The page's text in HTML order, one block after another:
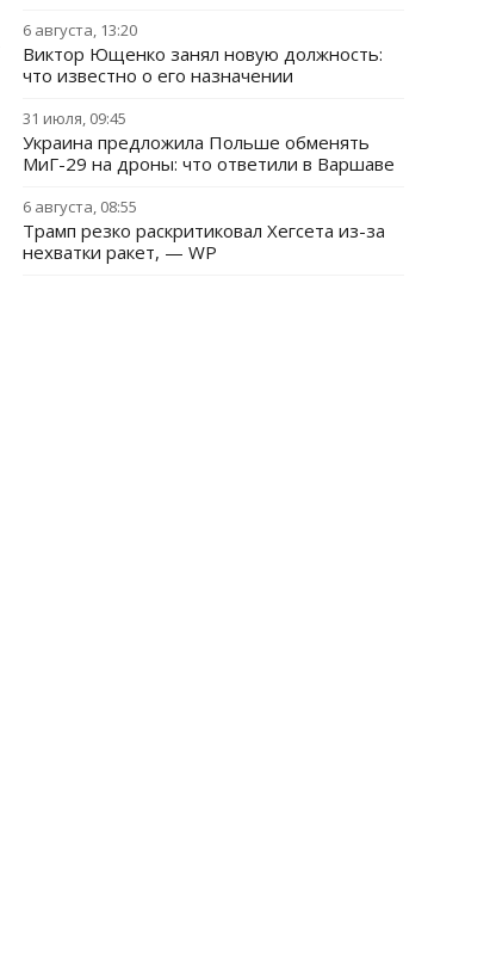
6 августа, 13:20
Виктор Ющенко занял новую должность:
что известно о его назначении
31 июля, 09:45
Украина предложила Польше обменять
МиГ-29 на дроны: что ответили в Варшаве
6 августа, 08:55
Трамп резко раскритиковал Хегсета из-за
нехватки ракет, — WP